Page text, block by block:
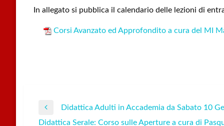
In allegato si pubblica il calendario delle lezioni di
Corsi Avanzato ed Approfondito a cura del MI
Navigazione
Previous
Didattica Adulti in Accademia da Sabato 10
Didattica Serale: Corso sulle Aperture a cura di